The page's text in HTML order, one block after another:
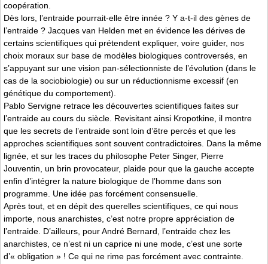
coopération.
Dès lors, l’entraide pourrait-elle être innée ? Y a-t-il des gènes de
l’entraide ? Jacques van Helden met en évidence les dérives de
certains scientifiques qui prétendent expliquer, voire guider, nos
choix moraux sur base de modèles biologiques controversés, en
s’appuyant sur une vision pan-sélectionniste de l’évolution (dans le
cas de la sociobiologie) ou sur un réductionnisme excessif (en
génétique du comportement).
Pablo Servigne retrace les découvertes scientifiques faites sur
l’entraide au cours du siècle. Revisitant ainsi Kropotkine, il montre
que les secrets de l’entraide sont loin d’être percés et que les
approches scientifiques sont souvent contradictoires. Dans la même
lignée, et sur les traces du philosophe Peter Singer, Pierre
Jouventin, un brin provocateur, plaide pour que la gauche accepte
enfin d’intégrer la nature biologique de l’homme dans son
programme. Une idée pas forcément consensuelle.
Après tout, et en dépit des querelles scientifiques, ce qui nous
importe, nous anarchistes, c’est notre propre appréciation de
l’entraide. D’ailleurs, pour André Bernard, l’entraide chez les
anarchistes, ce n’est ni un caprice ni une mode, c’est une sorte
d’« obligation » ! Ce qui ne rime pas forcément avec contrainte.